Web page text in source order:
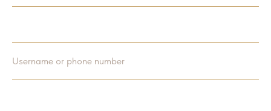
Username or phone number